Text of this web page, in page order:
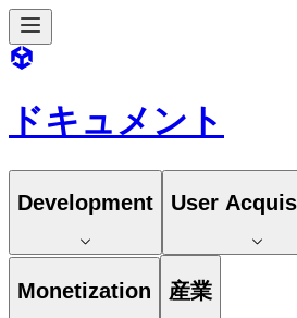
ドキュメント
Development User
Monetization 産業